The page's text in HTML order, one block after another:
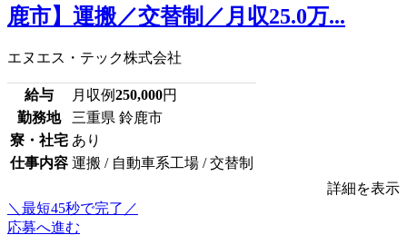
鹿市】運搬／交替制／月収25.0万...
エヌエス・テック株式会社
給与 月収例250,000円
勤務地
三重県 鈴鹿市
寮・社宅 あり
仕事内容 運搬 / 自動車系工場 / 交替制
詳細を表示
＼最短45秒で完了／
応募へ進む